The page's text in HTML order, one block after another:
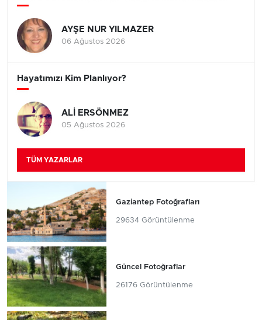
AYŞE NUR YILMAZER
06 Ağustos 2026
Hayatımızı Kim Planlıyor?
ALİ ERSÖNMEZ
05 Ağustos 2026
TÜM YAZARLAR
Gaziantep Fotoğrafları
29634 Görüntülenme
Güncel Fotoğraflar
26176 Görüntülenme